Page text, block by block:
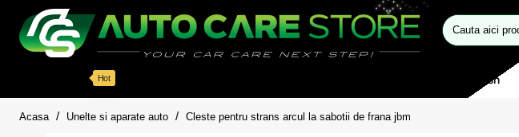
Cauta
aici
Hot Oferte flash
Acasa homeUnelte si aparate auto Cleste pentru strans arcul la sabotii de frana jbm